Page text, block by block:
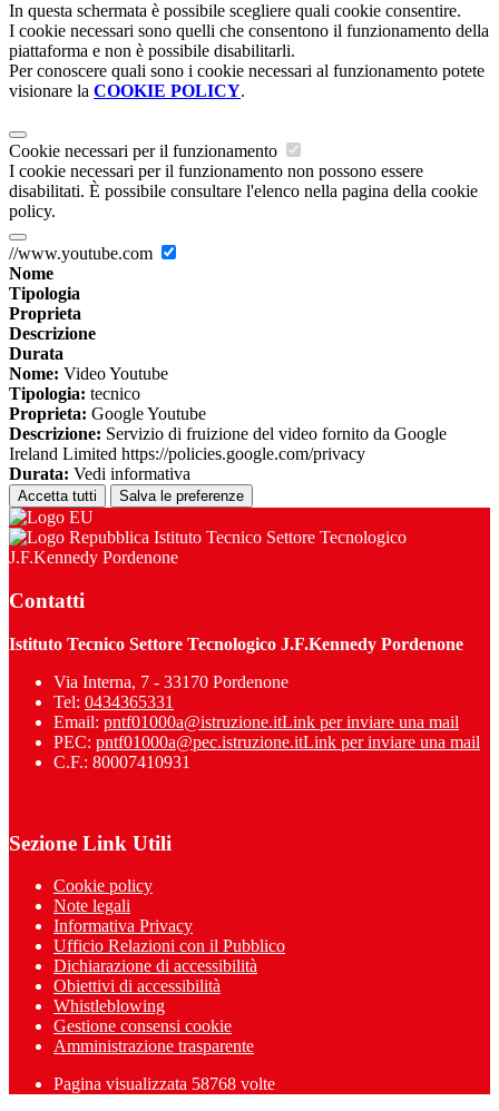
In questa schermata è possibile scegliere quali cookie consentire.
I cookie necessari sono quelli che consentono il funzionamento della
piattaforma e non è possibile disabilitarli.
Per conoscere quali sono i cookie necessari al funzionamento potete
visionare la COOKIE POLICY.
Cookie necessari per il funzionamento
I cookie necessari per il funzionamento non possono essere
disabilitati. È possibile consultare l'elenco nella pagina della cookie
policy.
//www.youtube.com
Nome
Tipologia
Proprieta
Descrizione
Durata
Nome: Video Youtube
Tipologia: tecnico
Proprieta: Google Youtube
Descrizione: Servizio di fruizione del video fornito da Google
Ireland Limited https://policies.google.com/privacy
Durata: Vedi informativa
Accetta tutti Salva le preferenze
Istituto Tecnico Settore Tecnologico
J.F.Kennedy Pordenone
Contatti
Istituto Tecnico Settore Tecnologico J.F.Kennedy Pordenone
Via Interna, 7 - 33170 Pordenone
Tel: 0434365331
Email: pntf01000a@istruzione.itLink per inviare una mail
PEC: pntf01000a@pec.istruzione.itLink per inviare una mail
C.F.: 80007410931
Sezione Link Utili
Cookie policy
Note legali
Informativa Privacy
Ufficio Relazioni con il Pubblico
Dichiarazione di accessibilità
Obiettivi di accessibilità
Whistleblowing
Gestione consensi cookie
Amministrazione trasparente
Pagina visualizzata 58768 volte